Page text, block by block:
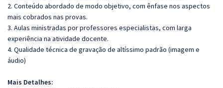
2. Conteúdo abordado de modo objetivo, com ênfase nos aspectos
mais cobrados nas provas.
3. Aulas ministradas por professores especialistas, com larga
experiência na atividade docente.
4. Qualidade técnica de gravação de altíssimo padrão (imagem e
áudio)
Mais Detalhes: